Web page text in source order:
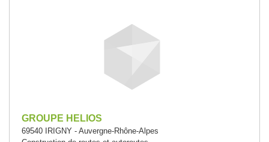
GROUPE HELIOS
69540 IRIGNY - Auvergne-Rhône-Alpes